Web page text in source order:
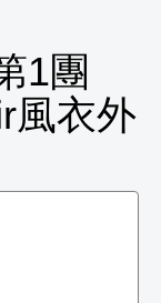
1團
風衣外